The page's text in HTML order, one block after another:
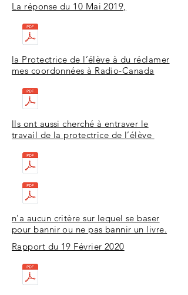
La réponse du 10 Mai 2019,
la Protectrice de l’élève à du réclamer
mes coordonnées à Radio-Canada
lls ont aussi cherché à entraver le
travail de la protectrice de l’élève
n’a aucun critère sur lequel se baser
pour bannir ou ne pas bannir un livre.
Rapport du 19 Février 2020